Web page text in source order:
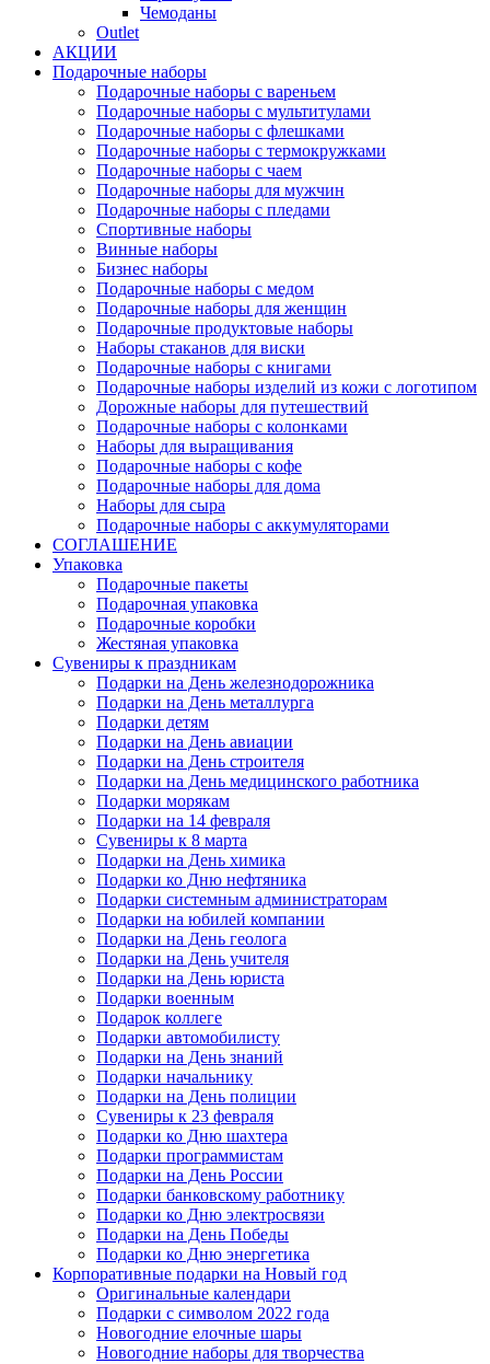
Чемоданы
Outlet
АКЦИИ
Подарочные наборы
Подарочные наборы с вареньем
Подарочные наборы с мультитулами
Подарочные наборы с флешками
Подарочные наборы с термокружками
Подарочные наборы с чаем
Подарочные наборы для мужчин
Подарочные наборы с пледами
Спортивные наборы
Винные наборы
Бизнес наборы
Подарочные наборы с медом
Подарочные наборы для женщин
Подарочные продуктовые наборы
Наборы стаканов для виски
Подарочные наборы с книгами
Подарочные наборы изделий из кожи с логотипом
Дорожные наборы для путешествий
Подарочные наборы с колонками
Наборы для выращивания
Подарочные наборы с кофе
Подарочные наборы для дома
Наборы для сыра
Подарочные наборы с аккумуляторами
СОГЛАШЕНИЕ
Упаковка
Подарочные пакеты
Подарочная упаковка
Подарочные коробки
Жестяная упаковка
Сувениры к праздникам
Подарки на День железнодорожника
Подарки на День металлурга
Подарки детям
Подарки на День авиации
Подарки на День строителя
Подарки на День медицинского работника
Подарки морякам
Подарки на 14 февраля
Сувениры к 8 марта
Подарки на День химика
Подарки ко Дню нефтяника
Подарки системным администраторам
Подарки на юбилей компании
Подарки на День геолога
Подарки на День учителя
Подарки на День юриста
Подарки военным
Подарок коллеге
Подарки автомобилисту
Подарки на День знаний
Подарки начальнику
Подарки на День полиции
Сувениры к 23 февраля
Подарки ко Дню шахтера
Подарки программистам
Подарки на День России
Подарки банковскому работнику
Подарки ко Дню электросвязи
Подарки на День Победы
Подарки ко Дню энергетика
Корпоративные подарки на Новый год
Оригинальные календари
Подарки с символом 2022 года
Новогодние елочные шары
Новогодние наборы для творчества